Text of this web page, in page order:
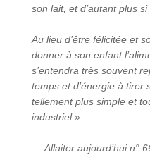
son lait, et d’autant plus
Au lieu d’être félicitée et
donner à son enfant
s’entendra très souvent
temps et d’énergie à tirer
tellement plus simple et
industriel ».
—Allaiter aujourd’huin°